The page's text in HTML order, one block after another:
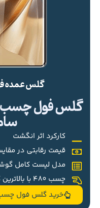
گلس عمده
گلس فول چسب
کارکرد اثر انگشت
قیمت رقابتی در
مدل لیست کامل
چسب 480 با بالاترین کیفیت
خرید گلس فول